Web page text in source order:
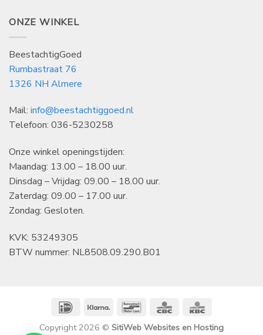
ONZE WINKEL
BeestachtigGoed
Rumbastraat 76
1326 NH Almere
Mail: info@beestachtiggoed.nl
Telefoon: 036-5230258
Onze winkel openingstijden:
Maandag: 13.00 – 18.00 uur.
Dinsdag – Vrijdag: 09.00 – 18.00 uur.
Zaterdag: 09.00 – 17.00 uur.
Zondag: Gesloten.
KVK: 53249305
BTW nummer: NL8508.09.290.B01
IDeal Klarna BancontactCBC
Copyright 2026 © SitiWeb Websites en Hosting